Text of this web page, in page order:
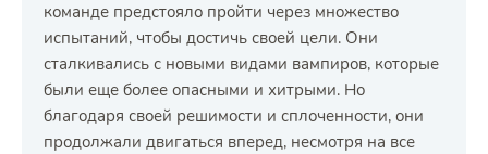
команде предстояло пройти через множество
испытаний, чтобы достичь своей цели. Они
сталкивались с новыми видами вампиров, которые
были еще более опасными и хитрыми. Но
благодаря своей решимости и сплоченности, они
продолжали двигаться вперед, несмотря на все